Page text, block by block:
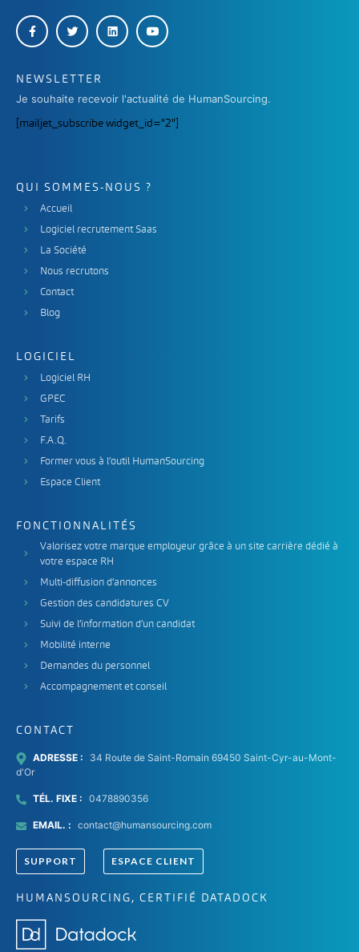
NEWSLETTER
Je souhaite recevoir l'actualité de HumanSourcing.
[mailjet_subscribe widget_id="2"]
QUI SOMMES-NOUS ?
Accueil
Logiciel recrutement Saas
La Société
Nous recrutons
Contact
Blog
LOGICIEL
Logiciel RH
GPEC
Tarifs
F.A.Q.
Former vous à l’outil HumanSourcing
Espace Client
FONCTIONNALITÉS
Valorisez votre marque employeur grâce à un site carrière dédié à
votre espace RH
Multi-diffusion d’annonces
Gestion des candidatures CV
Suivi de l’information d’un candidat
Mobilité interne
Demandes du personnel
Accompagnement et conseil
CONTACT
ADRESSE :
34 Route de Saint-Romain 69450 Saint-Cyr-au-Mont-
d'Or
TÉL. FIXE : 0478890356
EMAIL. : contact@humansourcing.com
SUPPORT ESPACE CLIENT
HUMANSOURCING, CERTIFIÉ DATADOCK